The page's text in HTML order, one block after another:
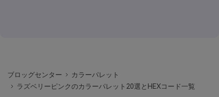
ブロッグセンター
カラーパレット
ラズベリーピンクのカラーパレット20選とHEXコード一覧